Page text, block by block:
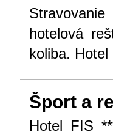
hotelová
koliba.
Šport a
Hotel FIS